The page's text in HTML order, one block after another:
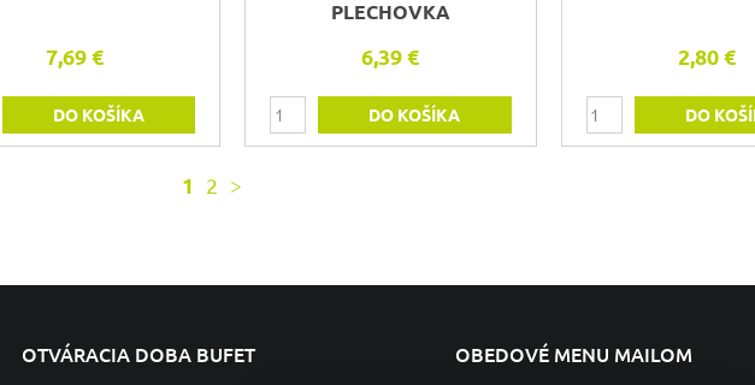
7,69 €
DO KOŠÍKA
PLECHOVKA
6,39 €
DO KOŠÍKA
2,80 €
DO
1 2 >
OTVÁRACIA DOBA BUFET OBEDOVÉ MENU MAILOM